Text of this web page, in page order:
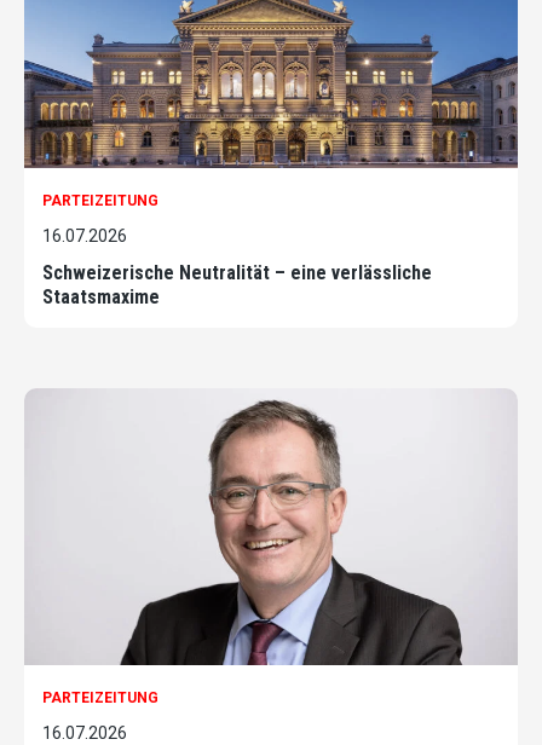
PARTEIZEITUNG
16.07.2026
Schweizerische Neutralität – eine verlässliche
Staatsmaxime
PARTEIZEITUNG
16.07.2026